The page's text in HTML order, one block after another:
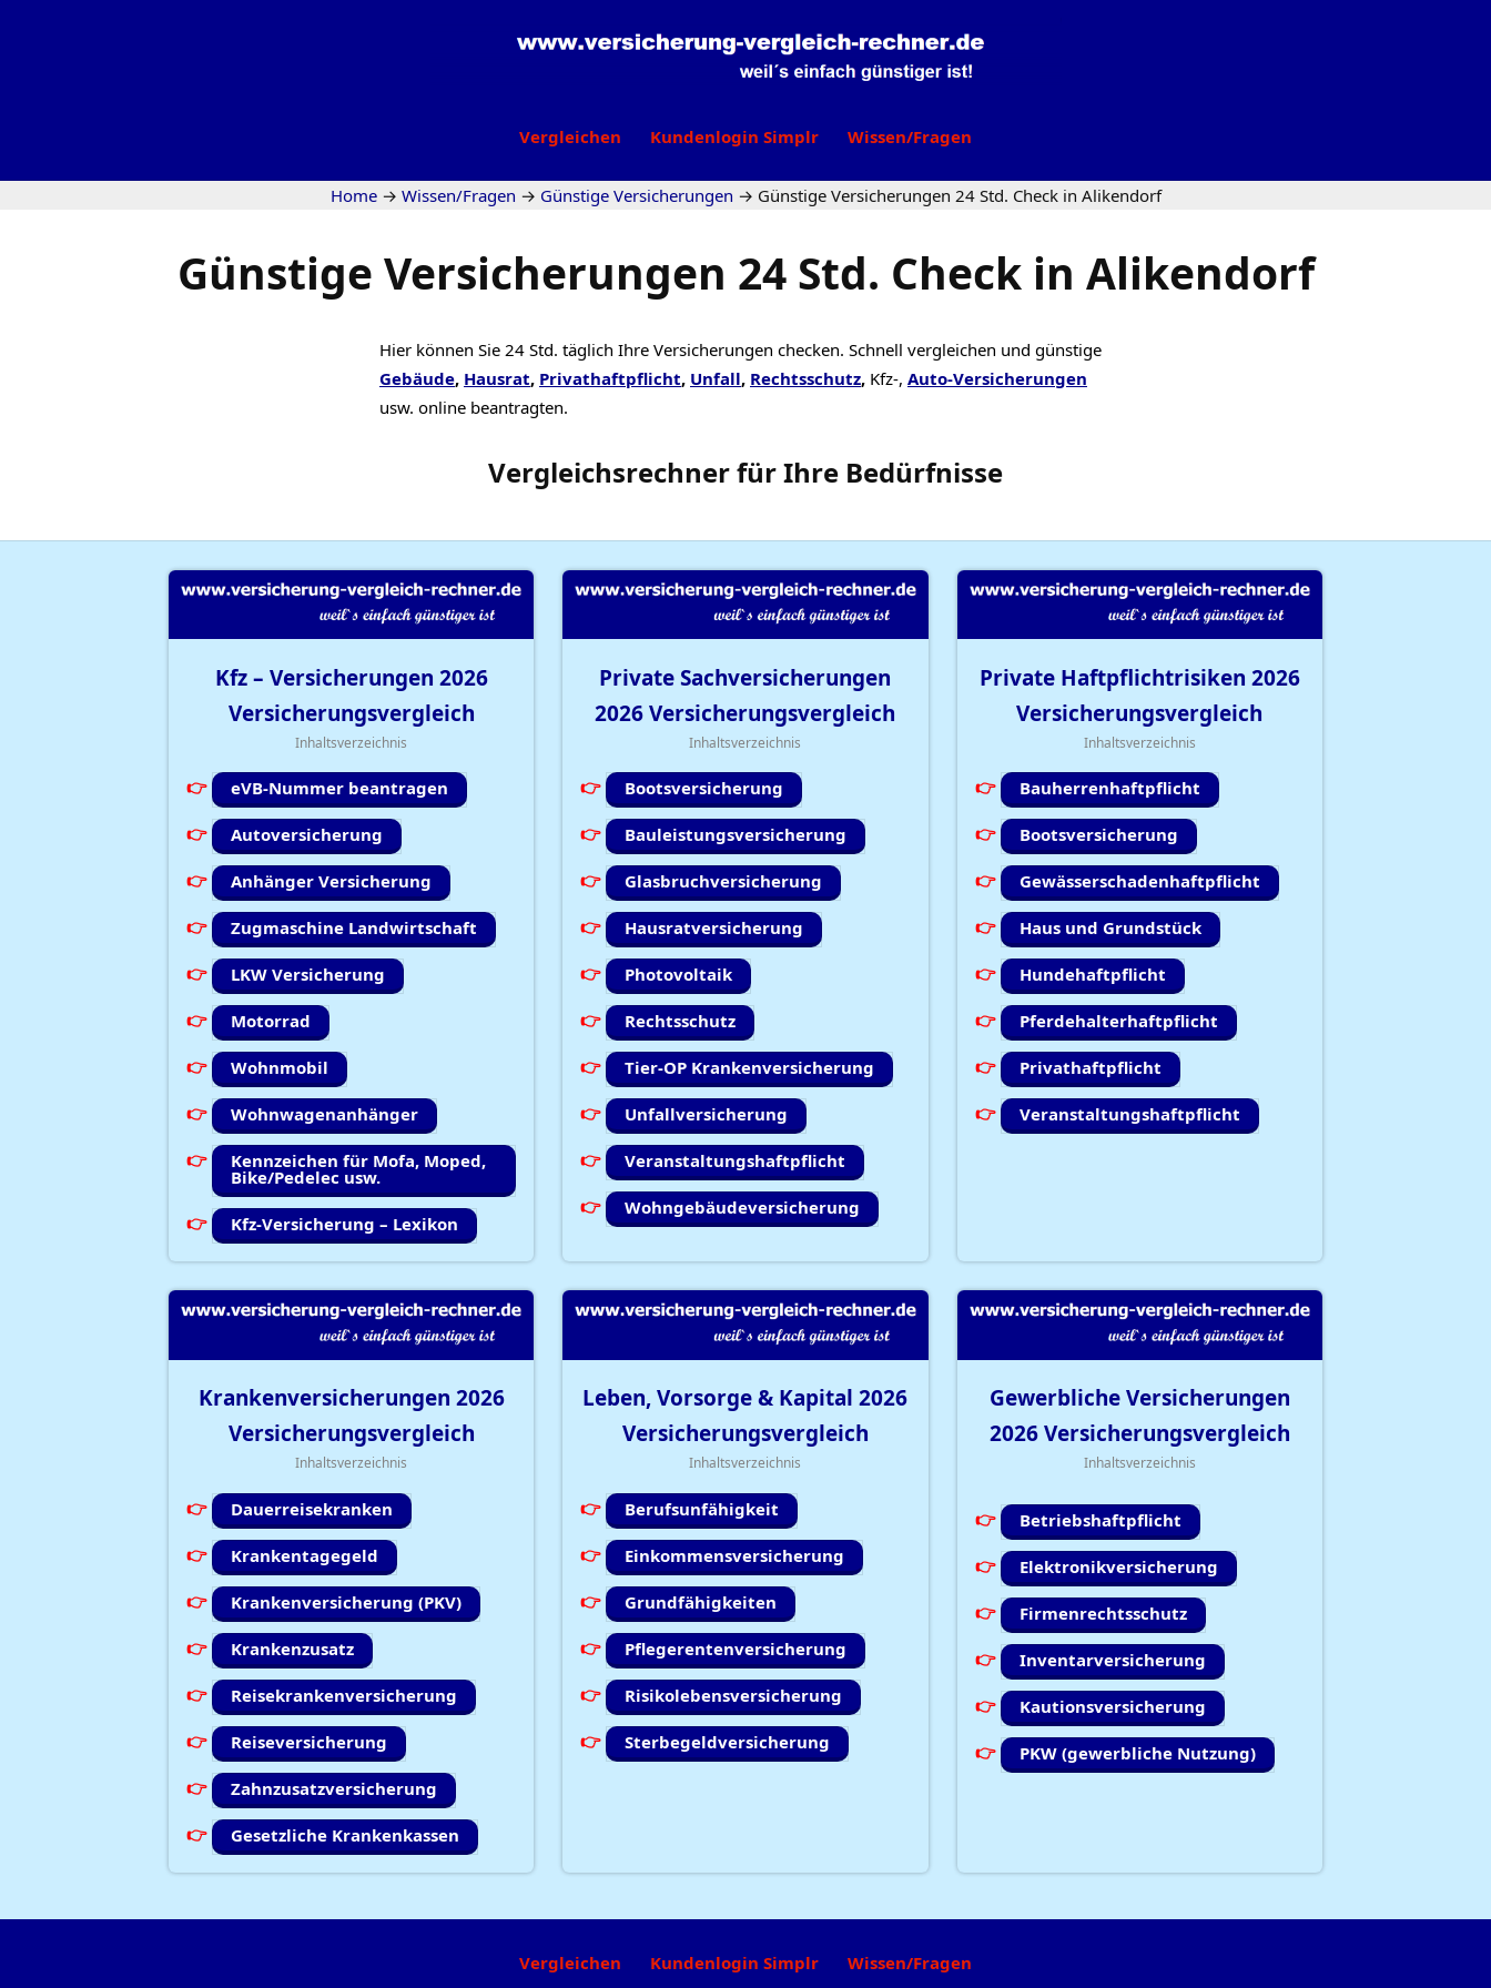
Vergleichen Kundenlogin Simplr Wissen/Fragen
Home → Wissen/Fragen → Günstige Versicherungen → Günstige Versicherungen 24 Std. Check in Alikendorf
Günstige Versicherungen 24 Std. Check in Alikendorf
Hier können Sie 24 Std. täglich Ihre Versicherungen checken. Schnell vergleichen und günstige
Gebäude, Hausrat, Privathaftpflicht, Unfall, Rechtsschutz, Kfz-, Auto-Versicherungen
usw. online beantragten.
Vergleichsrechnerfür Ihre Bedürfnisse
Kfz – Versicherungen 2026
Versicherungsvergleich
Inhaltsverzeichnis
eVB-Nummer beantragen
Autoversicherung
Anhänger Versicherung
Zugmaschine Landwirtschaft
LKW Versicherung
Motorrad
Wohnmobil
Wohnwagenanhänger
Kennzeichen für Mofa, Moped,
Bike/Pedelec usw.
Kfz-Versicherung – Lexikon
Private Sachversicherungen
2026Versicherungsvergleich
Inhaltsverzeichnis
Bootsversicherung
Bauleistungsversicherung
Glasbruchversicherung
Hausratversicherung
Photovoltaik
Rechtsschutz
Tier-OP Krankenversicherung
Unfallversicherung
Veranstaltungshaftpflicht
Wohngebäudeversicherung
Private Haftpflichtrisiken 2026
Versicherungsvergleich
Inhaltsverzeichnis
Bauherrenhaftpflicht
Bootsversicherung
Gewässerschadenhaftpflicht
Haus und Grundstück
Hundehaftpflicht
Pferdehalterhaftpflicht
Privathaftpflicht
Veranstaltungshaftpflicht
Krankenversicherungen 2026
Versicherungsvergleich
Inhaltsverzeichnis
Dauerreisekranken
Krankentagegeld
Krankenversicherung (PKV)
Krankenzusatz
Reisekrankenversicherung
Reiseversicherung
Zahnzusatzversicherung
Gesetzliche Krankenkassen
Leben, Vorsorge & Kapital2026
Versicherungsvergleich
Inhaltsverzeichnis
Berufsunfähigkeit
Einkommensversicherung
Grundfähigkeiten
Pflegerentenversicherung
Risikolebensversicherung
Sterbegeldversicherung
Gewerbliche Versicherungen
2026Versicherungsvergleich
Inhaltsverzeichnis
Betriebshaftpflicht
Elektronikversicherung
Firmenrechtsschutz
Inventarversicherung
Kautionsversicherung
PKW (gewerbliche Nutzung)
Vergleichen Kundenlogin Simplr Wissen/Fragen